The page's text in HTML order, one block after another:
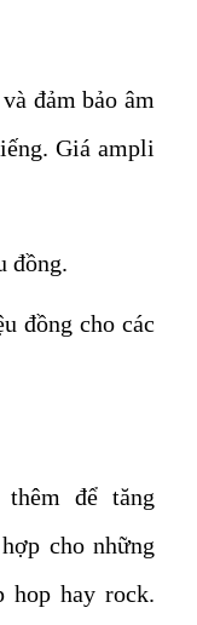
đảm bảo âm
Giá ampli
đồng.
đồng cho các
thêm để tăng
cho những
hop hay rock.